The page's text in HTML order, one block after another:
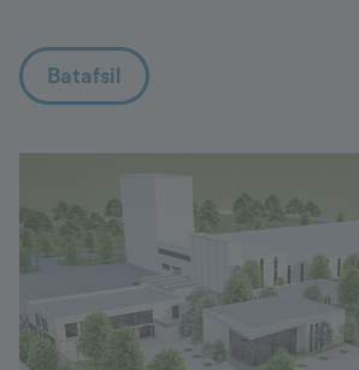
Batafsil